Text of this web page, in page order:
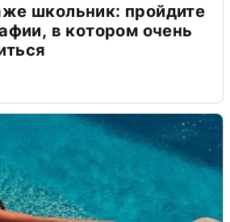
школьник: пройдите
в котором очень